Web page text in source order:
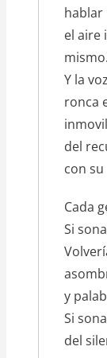
hablar
el aire
mismo.
Y la
ronca
del
con
Cada
Si
y
Si
del